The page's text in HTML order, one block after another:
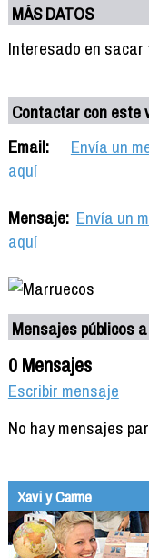
MÁS DATOS
Interesado en sacar
Contactar con este
Email:
Envía un
aquí
Mensaje: Envía un
aquí
Mensajes públicos
0 Mensajes
Escribir mensaje
No hay mensajes
Xavi y Carme